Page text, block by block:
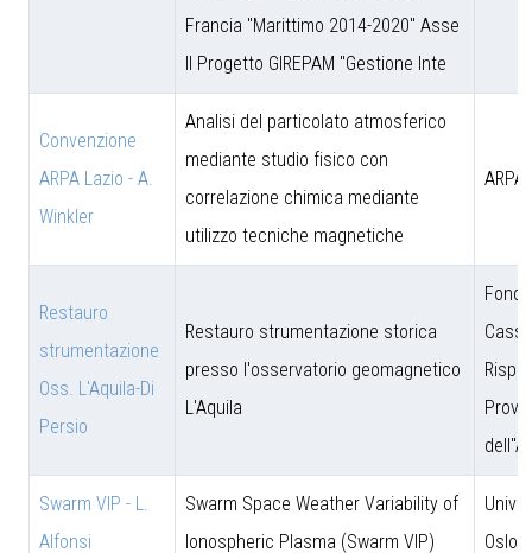
Francia "Marittimo 2014-2020" Asse
II Progetto GIREPAM "Gestione Inte
Convenzione
ARPA Lazio - A.
Winkler
Analisi del particolato atmosferico
mediante studio fisico con
correlazione chimica mediante
utilizzo tecniche magnetiche
ARPA
Restauro
strumentazione
Oss. L'Aquila-Di
Persio
Restauro strumentazione storica
presso l'osservatorio geomagnetico
L'Aquila
Swarm VIP - L.
Alfonsi
Swarm Space Weather Variability of
Ionospheric Plasma (Swarm VIP)
Oslo